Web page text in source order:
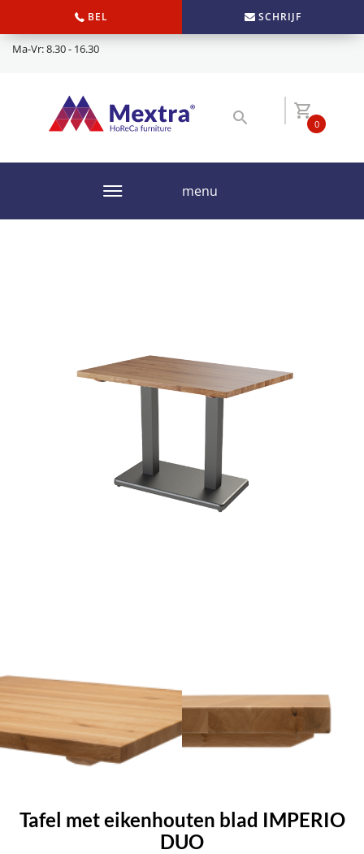
BEL SCHRIJF
Ma-Vr: 8.30 - 16.30
0
menu
Tafel met eikenhouten blad IMPERIO
DUO